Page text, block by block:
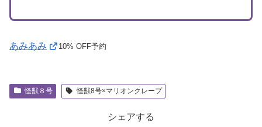
あみあみ 10% OFF予約
怪獣８号 怪獣8号×マリオンクレープ
シェアする